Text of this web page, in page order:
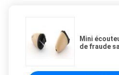
Mini
de fraude